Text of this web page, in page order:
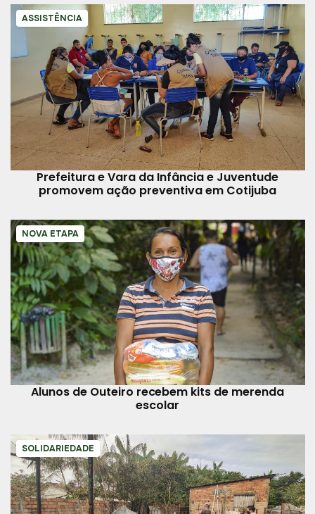
ASSISTÊNCIA
Prefeitura e Vara da Infância e Juventude
promovem ação preventiva em Cotijuba
NOVA ETAPA
Alunos de Outeiro recebem kits de merenda
escolar
SOLIDARIEDADE